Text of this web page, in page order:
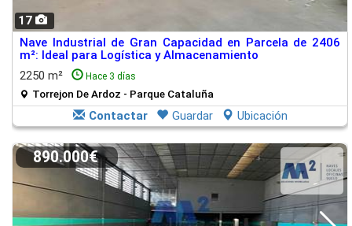
17
Nave Industrial de Gran Capacidad en Parcela de 2406
m²: Ideal para Logística y Almacenamiento
2250 m²
Hace 3 días
Torrejon De Ardoz - Parque Cataluña
Contactar Guardar Ubicación
890.000€